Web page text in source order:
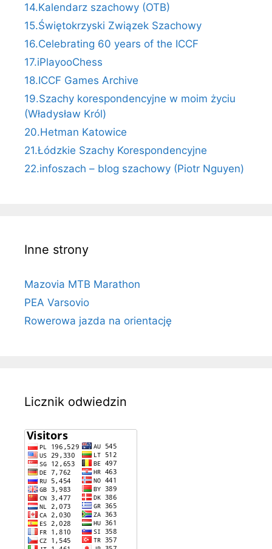
14.Kalendarz szachowy (OTB)
15.Świętokrzyski Związek Szachowy
16.Celebrating 60 years of the ICCF
17.iPlayooChess
18.ICCF Games Archive
19.Szachy korespondencyjne w moim życiu
(Władysław Król)
20.Hetman Katowice
21.Łódzkie Szachy Korespondencyjne
22.infoszach – blog szachowy (Piotr Nguyen)
Inne strony
Mazovia MTB Marathon
PEA Varsovio
Rowerowa jazda na orientację
Licznik odwiedzin